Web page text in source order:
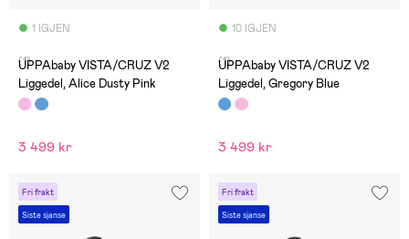
1 IGJEN
(1)
UPPAbaby VISTA/CRUZ V2
Liggedel, Alice Dusty Pink
3 499 kr
10 IGJEN
(1)
UPPAbaby VISTA/CRUZ V2
Liggedel, Gregory Blue
3 499 kr
Fri frakt
Siste sjanse
Fri frakt
Siste sjanse